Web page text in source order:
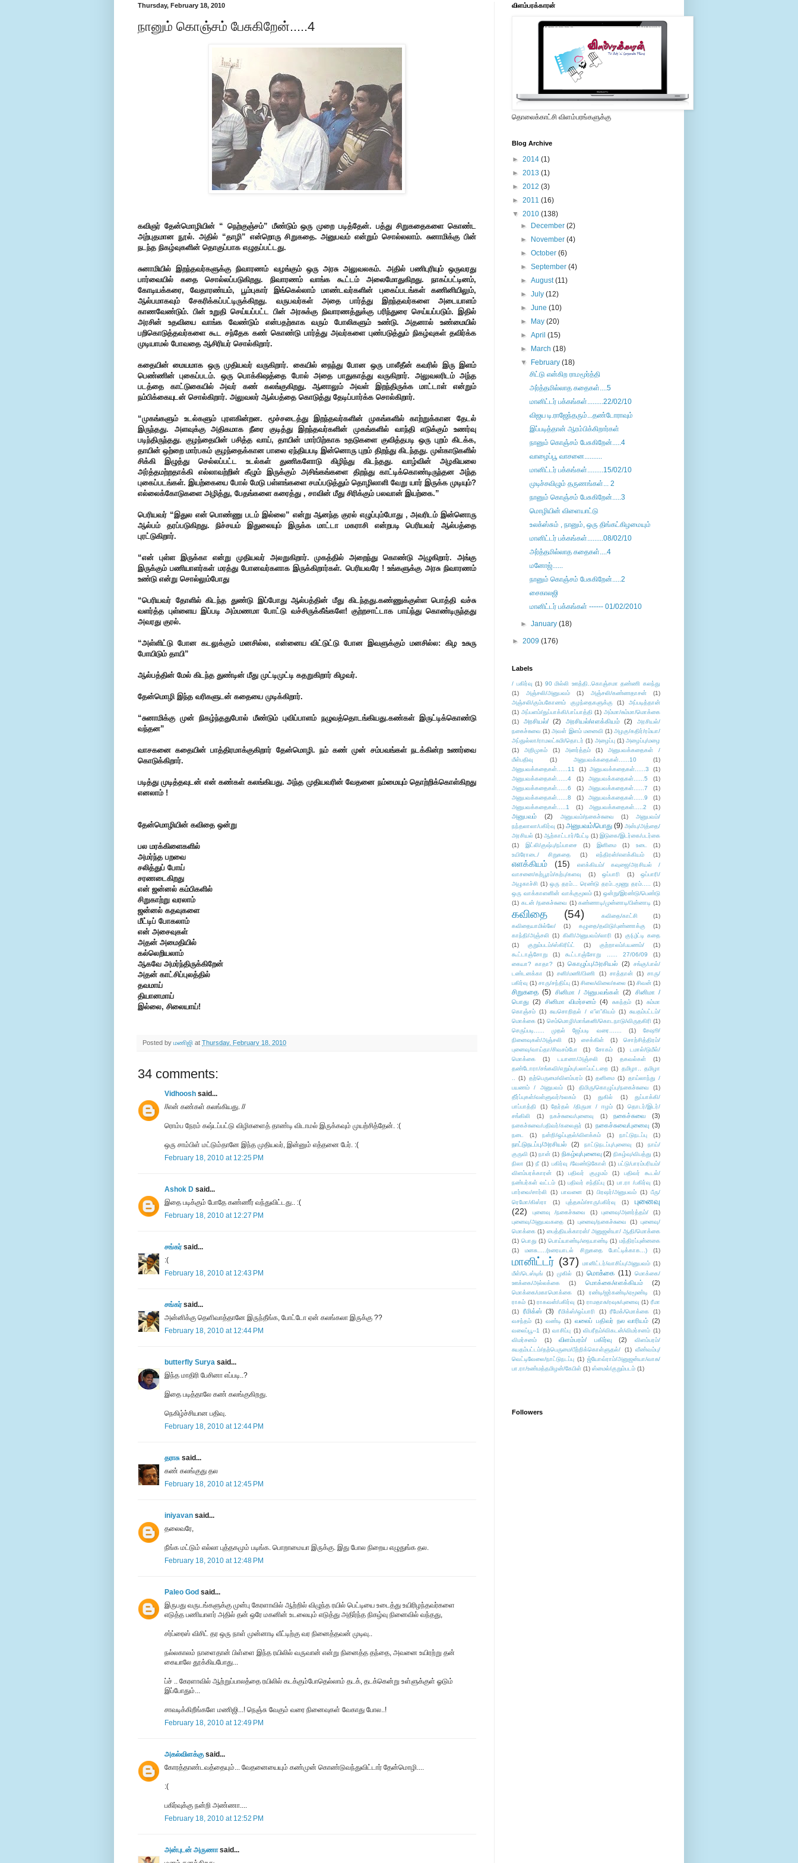
Thursday, February 18, 2010
நானும் கொஞ்சம் பேசுகிறேன்.....4
கவிஞர் தேன்மொழியின் “ நெற்குஞ்சம்” மீண்டும் ஒரு முறை படித்தேன். பத்து சிறுகதைகளை கொண்ட
அற்புதமான நூல். அதில் “தாழி” என்றொரு சிறுகதை. அனுபவம் என்றும் சொல்லலாம். சுனாமிக்கு பின்
நடந்த நிகழ்வுகளின் தொகுப்பாக எழுதப்பட்டது.
சுனாமியில் இறந்தவர்களுக்கு நிவாரணம் வழங்கும் ஒரு அரசு அலுவலகம். அதில் பணிபுரியும் ஒருவரது
பார்வையில் கதை சொல்லப்படுகிறது. நிவாரணம் வாங்க கூட்டம் அலைமோதுகிறது. நாகப்பட்டினம்,
கோடியக்கரை, வேதாரண்யம், பூம்புகார் இங்கெல்லாம் மாண்டவர்களின் புகைப்படங்கள் கணினியிலும்,
ஆல்பமாகவும் சேகரிக்கப்பட்டிருக்கிறது. வருபவர்கள் அதை பார்த்து இறந்தவர்களை அடையாளம்
காணவேண்டும். பின் உறுதி செய்யப்பட்ட பின் அரசுக்கு நிவாரணத்துக்கு பரிந்துரை செய்யப்படும். இதில்
அரசின் உதவியை வாங்க வேண்டும் என்பதற்காக வரும் போலிகளும் உண்டு. அதனால் உண்மையில்
பறிகொடுத்தவர்களை கூட சந்தேக கண் கொண்டு பார்த்து அவர்களை புண்படுத்தும் நிகழ்வுகள் தவிர்க்க
முடியாமல் போவதை ஆசிரியர் சொல்கிறார்.
கதையின் மையமாக ஒரு முதியவர் வருகிறார். கையில் நைந்து போன ஒரு பாலீதீன் கவரில் இரு இளம்
பெண்ணின் புகைப்படம். ஒரு பொக்கிஷத்தை போல் அதை பாதுகாத்து வருகிறார். அலுவலரிடம் அந்த
படத்தை காட்டுகையில் அவர் கண் கலங்குகிறது. ஆனாலும் அவள் இறந்திருக்க மாட்டாள் என்றும்
நம்பிக்கையுடன் சொல்கிறார். அலுவலர் ஆல்பத்தை கொடுத்து தேடிப்பார்க்க சொல்கிறார்.
“முகங்களும் உடல்களும் புரளகின்றன. மூச்சடைத்து இறந்தவர்களின் முகங்களில் காற்றுக்கான தேடல்
இருந்தது. அளவுக்கு அதிகமாக நீரை குடித்து இறந்தவர்களின் முகங்களில் வாந்தி எடுக்கும் உணர்வு
படிந்திருந்தது. குழந்தையின் பசித்த வாய், தாயின் மார்பிற்காக உதடுகளை குவித்தபடி ஒரு புறம் கிடக்க,
தாயின் ஒற்றை மார்பகம் குழந்தைக்கான பாலை ஏந்தியபடி இன்னொரு புறம் திறந்து கிடந்தது. முள்காடுகளில்
சிக்கி இழுத்து செல்லப்பட்ட உடல்கள் துணிகளோடு கிழிந்து கிடந்தது. வாழ்வின் அழகியலை
அர்த்தமற்றதாக்கி எல்லாவற்றின் கீழும் இருக்கும் அசிங்கங்களை திறந்து காட்டிக்கொண்டிருந்தன அந்த
புகைப்படங்கள். இயற்கையை போல் மேடு பள்ளங்களை சமப்படுத்தும் தொழிலாளி வேறு யார் இருக்க முடியும்?
எல்லைக்கோடுகளை அழித்து, பேதங்களை கரைத்து , சாவின் மீது சிரிக்கும் பலவான் இயற்கை.”
பெரியவர் “இதுல என் பொண்ணு படம் இல்லை” என்று ஆனந்த குரல் எழுப்பும்போது , அவரிடம் இன்னொரு
ஆல்பம் தரப்படுகிறது. நிச்சயம் இதுலையும் இருக்க மாட்டா மகராசி என்றபடி பெரியவர் ஆல்பத்தை
புரட்டுகிறார்.
“என் புள்ள இருக்கா என்று முதியவர் அலறுகிறார். முகத்தில் அறைந்து கொண்டு அழுகிறார். அங்கு
இருக்கும் பணியாளர்கள் மரத்து போனவர்களாக இருக்கிறார்கள். பெரியவரே ! உங்களுக்கு அரசு நிவாரணம்
உண்டு என்று சொல்லும்போது
“பெரியவர் தோளில் கிடந்த துண்டு இப்போது ஆல்பத்தின் மீது கிடந்தது.கண்ணுக்குள்ள பொத்தி வச்சு
வளர்த்த புள்ளைய இப்படி அம்மணமா போட்டு வச்சிருக்கீங்களே! குற்றசாட்டாக பாய்ந்து கொண்டிருந்தது
அவரது குரல்.
“அள்ளிட்டு போன கடலுக்கும் மனசில்ல, என்னைய விட்டுட்டு போன இவளுக்கும் மனசில்ல: கிழ உசுரு
போயிடும் தாயி”
ஆல்பத்தின் மேல் கிடந்த துண்டின் மீது முட்டிமுட்டி கதறுகிறார் கிழவர்.
தேன்மொழி இந்த வரிகளுடன் கதையை முடிக்கிறார்.
“சுனாமிக்கு முன் நிகழ்ந்ததுபோல் மீண்டும் புவிப்பாளம் நழுவத்தொடங்கியது.கண்கள் இருட்டிக்கொண்டு
வந்தன”
வாசகனை கதையின் பாத்திரமாக்குகிறார் தேன்மொழி. நம் கண் முன் சம்பவங்கள் நடக்கின்ற உணர்வை
கொடுக்கிறார்.
படித்து முடித்தவுடன் என் கண்கள் கலங்கியது. அந்த முதியவரின் வேதனை நம்மையும் தொற்றிக்கொள்கிறது
எனலாம் !
தேன்மொழியின் கவிதை ஒன்று
பல மரக்கிளைகளில்
அமர்ந்த பறவை
சலித்துப் போய்
சரணடைகிறது
என் ஜன்னல் கம்பிகளில்
சிறுகாற்று வரலாம்
ஜன்னல் கதவுகளை
மீட்டிப் போகலாம்
என் அசைவுகள்
அதன் அமைதியில்
கல்லெறியலாம்
ஆகவே அமர்ந்திருக்கிறேன்
அதன் காட்சிப்புலத்தில்
தவமாய்
தியானமாய்
இல்லை, சிலையாய்!
Posted by மணிஜி at Thursday, February 18, 2010
34 comments:
Vidhoosh said...
//என் கண்கள் கலங்கியது. //
ரொம்ப நேரம் கஷ்டப்பட்டு விழிகளைத் தாண்டி விடாமல் இருக்கவும் முயற்சித்தேன். :(
ஒரு சாம்பிள் மட்டும்தானே இந்த முதியவர், இன்னும் எத்தனை பேர். :(
February 18, 2010 at 12:25 PM
Ashok D said...
இதை படிக்கும் போதே கண்ணீர் வந்துவிட்டது.. :(
February 18, 2010 at 12:27 PM
சங்கர்said...
:(
February 18, 2010 at 12:43 PM
சங்கர்said...
அன்னிக்கு தெளிவாத்தானே இருந்தீங்க, போட்டோ ஏன் கலங்கலா இருக்கு ??
February 18, 2010 at 12:44 PM
butterfly Surya said...
இந்த மாதிரி பேசினா எப்படி..?
இதை படித்தாலே கண் கலங்குகிறது.
நெகிழ்ச்சியான பதிவு.
February 18, 2010 at 12:44 PM
தராசு said...
கண் கலங்குது தல
February 18, 2010 at 12:45 PM
iniyavan said...
தலைவரே,
நீங்க மட்டும் எல்லா புத்தகமும் படிங்க. பொறாமையா இருக்கு. இது போல நிறைய எழுதுங்க தல.
February 18, 2010 at 12:48 PM
Paleo God said...
இருபது வருடங்களுக்கு முன்பு கேரளாவில் ஆற்றில் விழுந்த ரயில் பெட்டியை உடைத்து உயிரிழந்தவர்களை
எடுத்த பணியாளர் அதில் தன் ஒரே மகனின் உடலையும் எடுத்து அதிர்ந்த நிகழ்வு நினைவில் வந்தது,
சர்ப்ரைஸ் விசிட் தர ஒரு நாள் முன்னாடி வீட்டிற்கு வர நினைத்தவன் முடிவு..
நல்லகாலம் நாளைதான் பிள்ளை இந்த ரயிலில் வருவான் என்று நினைத்த தந்தை, அவனை உயிரற்று தன்
கையாலே தூக்கியபோது...
ப்ச் .. கேரளாவில் ஆற்றுப்பாலத்தை ரயிலில் கடக்கும்போதெல்லாம் தடக், தடக்கென்று உள்ளுக்குள் ஓடும்
இப்போதும்...
சாவடிக்கிறீங்களே மணிஜி...! நெஞ்சு வேகும் வரை நினைவுகள் வேகாது போல..!
February 18, 2010 at 12:49 PM
அகல்விளக்குsaid...
கோரத்தாண்டவத்தையும்... வேதனையையும் கண்முன் கொண்டுவந்துவிட்டார் தேன்மொழி....
:(
பகிர்வுக்கு நன்றி அண்ணா....
February 18, 2010 at 12:52 PM
அன்புடன் அருணாsaid...
விளம்பரக்காரன்
தொலைக்காட்சி விளம்பரங்களுக்கு
Blog Archive
► 2014 (1)
► 2013 (1)
► 2012 (3)
► 2011 (16)
▼ 2010 (138)
►
December(2)
►
November(4)
►October(6)
►September(4)
►August(11)
►July(12)
►June(10)
►
May(20)
►April(15)
►
March(18)
▼
February(18)
சிட்டு என்கிற ராமமூர்த்தி
அர்த்தமில்லாத கதைகள்....5
மானிட்டர் பக்கங்கள்.........22/02/10
விஜய டி.ராஜேந்தரும்...தண்டோராவும்
இப்படித்தான் ஆரம்பிக்கிறார்கள்
நானும் கொஞ்சம் பேசுகிறேன்.....4
வாழைப்பூ வாசனை..........
மானிட்டர் பக்கங்கள்.........15/02/10
முடிச்சவிழும் தருணங்கள்... 2
நானும் கொஞ்சம் பேசுகிறேன்.....3
மொழியின் விளையாட்டு
உலக்ஸ்சும் , நானும், ஒரு திங்கட்கிழமையும்
மானிட்டர் பக்கங்கள்.........08/02/10
அர்த்தமில்லாத கதைகள்....4
மனோஜ்......
நானும் கொஞ்சம் பேசுகிறேன்.....2
சைகாலஜி
மானிட்டர் பக்கங்கள் ------ 01/02/2010
►January(18)
► 2009 (176)
Labels
/ பகிர்வு (1) 90 மில்லி ஊத்தி..கொஞ்சமா தண்ணி கலந்து
(1)
அஞ்சலி/அனுபவம் (1) அஞ்சலி/கண்ணதாசன்
(1)
அஞ்சலி/கும்பகோணம் குழந்தைகளுக்கு
(1)
அப்படித்தான்
(1) அப்பளம்/துப்பாக்கி/பாப்பாத்தி (1) அம்மா/சும்மா/மொக்கை
(1)
அரசியல்/ (2) அரசியல்/எளக்கியம் (2)
அரசியல்/
நகைச்சுவை (1) அவள் இளம் மனைவி (1) அழகு/கதிர்/ரம்யா/
அப்துல்லா/ராமலட்சுமி/தொடர் (1) அழைப்பு (1) அழைப்பு/மழை
(1)
அறிமுகம் (1) அனர்த்தம் (1)
அனுபவக்கதைகள் /
மீள்பதிவு
(1) அனுபவக்கதைகள்......10
(1)
அனுபவக்கதைகள்......11
(1) அனுபவக்கதைகள்......3
(1)
அனுபவக்கதைகள்......4
(1) அனுபவக்கதைகள்......5
(1)
அனுபவக்கதைகள்......6
(1) அனுபவக்கதைகள்......7
(1)
அனுபவக்கதைகள்......8
(1) அனுபவக்கதைகள்......9
(1)
அனுபவக்கதைகள்.....1
(1) அனுபவக்கதைகள்.....2 (1)
அனுபவம் (2) அனுபவம்/நகைச்சுவை (1)
அனுபவம்/
நந்தலாலா/பகிர்வு (1) அனுபவம்/பொது (9) அன்பு/அத்தை/
அரசியல் (1) ஆற்காட்டார்/பேட்டி (1) இடுகை/இடர்கை/படர்கை
(1)
இட்லி/குஷ்பு/நப்பாசை (1) இனிமை (1) உடை
(1)
உயிரோடை/ சிறுகதை
(1) எந்திரன்/எளக்கியம் (1)
எளக்கியம் (15)
எளக்கியம்/ கவுஜை/அரசியல் /
வாசனை/கற்பூரம்/கற்பு/களவு
(1) ஒப்பாரி (1)
ஒப்பாரி/
அழுகாச்சி (1) ஒரு தரம்... ரெண்டு தரம்..மூணு தரம்..... (1)
ஒரு வாக்காளனின் வாக்குமூலம் (1) ஒன்று/இரண்டு/பெண்டு
(1) கடன் /நகைச்சுவை (1) கண்ணாடி/முன்னாடி/பின்னாடி (1)
கவிதை (54) கவிதை/காட்சி
(1)
கவிதையாமில்லே/
(1) கழுதை/தவிடு/புண்ணாக்கு
(1)
காந்தி/அஞ்சலி (1) கிளி/அனுபவம்/லாரி (1) கு(பு)ட்டி கதை
(1)
குறும்படம்/ஸ்கிரிப்ட் (1) குற்றாலம்/பயணம்/
(1)
கூட்டாஞ்சோறு
(1) கூட்டாஞ்சோறு ...... 27/06/09
(1)
கையா? காதா?
(1) கொழுப்பு/அரசியல் (2)
சங்கு/பால்/
டண்டனக்கா
(1) சனி/மணி/பிணி (1) சாத்தான் (1) சாரு/
பகிர்வு (1) சாரு/சந்திப்பு (1) சிலை/விலை/கலை (1) சிவன் (1)
சிறுகதை (5) சினிமா / அனுபவங்கள் (2)
சினிமா /
பொது (2) சினிமா விமர்சனம் (4) சுகந்தம் (1)
சும்மா
கொஞ்சம் (1) சுயசொறிதல் / எ”ள”கியம் (1) சுயதம்பட்டம்/
மொக்கை (1) செம்மொழி/மாங்கனி/கொடநாடு/விருதகிரி (1)
செருப்படி...... முதல் ஜேப்படி வரை.......
(1)
சேஷூ/
நினைவுகள்/அஞ்சலி
(1) சைக்கிள் (1)
சொற்சித்திரம்/
புனைவு/வாய்தா/சிவசம்போ
(1) சோகம் (1)
டமால்/டுமீல்/
மொக்கை
(1) டயானா/அஞ்சலி (1) தகவல்கள்
(1)
தண்டோரா/சங்கவி/எறும்பு/பலாப்பட்டறை (1) தமிழா.. தமிழா
.. (1) தற்பெருமை/விளம்பரம் (1) தனிமை (1) தாய்லாந்து /
பயணம் / அனுபவம்
(1) திமிரு/கொழுப்பு/நகைச்சுவை
(1)
தீர்ப்புகள்/வள்ளுவர்/உலகம்
(1) துகில் (1)
துப்பாக்கி/
பாப்பாத்தி
(1) தேர்தல் /திருமா / ஈழம் (1)
தொடர்/இடர்/
சங்கிலி
(1) நகச்சுவை/புனைவு (1) நகைச்சுவை (3)
நகைச்சுவை/பதிவர்/கலைஞர் (1) நகைச்சுவை/புனைவு (3)
நடை (1) நன்றி/ஒப்புதல்/விளக்கம் (1) நாட்டுநடப்பு (1)
நாட்டுநடப்பு/அரசியல் (2) நாட்டுநடப்பு/புனைவு (1)
நாய்/
குருவி (1) நான் (1) நிகழ்வு/புனைவு (2) நிகழ்வு/விபத்து (1)
நிலா (1) நீ (1) பகிர்வு /வேண்டுகோள் (1) பட்டு/பாரம்பரியம்/
விளம்பரக்காரன்
(1) பதிவர் குழுமம் (1)
பதிவர் கூடல்/
நண்பர்கள் வட்டம் (1) பதிவர் சந்திப்பு (1) பா.ரா /பகிர்வு (1)
பார்வை/சார்லி
(1) பாவனை (1) பிரஷர்/அனுபவம் (1) பீரு/
ரெமோ/கிஸ்ரா
(1) புத்தகம்/சாரு/பகிர்வு (1)
புனைவு
(22)
புனைவு /நகைச்சுவை (1) புனைவு/அனர்த்தம்/
(1)
புனைவு/அனுபவகதை (1) புனைவு/நகைச்சுவை (1) புனைவு/
மொக்கை (1) பைத்தியக்காரன்/ அனுஜன்யா/ ஆதி/மொக்கை
(1) பொது (1) பொய்யாண்டி/நையாண்டி (1) மந்திரப்புன்னகை
(1)
மனசு.....(உரையாடல் சிறுகதை போட்டிக்காக...) (1)
மானிட்டர் (37) மானிட்டர்/வாசிப்பு/அனுபவம் (1)
மீள்/டெஸ்டிங் (1) முகில் (1) மொக்கை (11) மொக்கை/
ஊக்கை/அல்லக்கை
(1) மொக்கை/எளக்கியம் (2)
மொக்கை/மகாமொக்கை (1) ரண்டி/ஜர்கண்டி/ஏமூண்டி
(1)
ராகம் (1) ராகவன்/பகிர்வு (1) ராமதாசு/ரவுசு/புனைவு (1) ரீமா
(1)
ரீமிக்ஸ் (3) ரீமிக்ஸ்/ஒப்பாரி (1) ரீமேக்/மொக்கை
(1)
வசந்தம் (1) வண்டி (1) வலைப் பதிவர் நல வாரியம் (2)
வலைப்பூ--1 (1) வாசிப்பு (1) விபரீதம்/விகடன்/விமர்சனம் (1)
விமர்சனம்
(1) விளம்பரம்/ பகிர்வு (2)
விளம்பரம்/
சுயதம்பட்டம்/தற்பெருமை/பீற்றிக்கொள்ளுதல்/
(1) வீண்வம்பு/
வெட்டிவேலை/நாட்டுநடப்பு (1) ஜ்யோவ்ராம்/அனுஜன்யா/வாசு/
பா.ரா/உண்மத்தமிழன்/கேபிள் (1) ஸ்மைல்/குறும்படம் (1)
Followers